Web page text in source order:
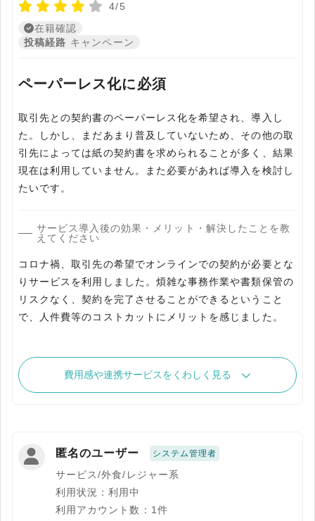
4/5
在籍確認
投稿経路 キャンペーン
ペーパーレス化に必須
取引先との契約書のペーパーレス化を希望され、導入し
た。しかし、まだあまり普及していないため、その他の取
引先によっては紙の契約書を求められることが多く、結果
現在は利用していません。また必要があれば導入を検討し
たいです。
サービス導入後の効果・メリット・解決したことを教
えてください
コロナ禍、取引先の希望でオンラインでの契約が必要とな
りサービスを利用しました。煩雑な事務作業や書類保管の
リスクなく、契約を完了させることができるということ
で、人件費等のコストカットにメリットを感じました。
費用感や連携サービスをくわしく見る
匿名のユーザー システム管理者
サービス/外食/レジャー系
利用状況：利用中
利用アカウント数：1件